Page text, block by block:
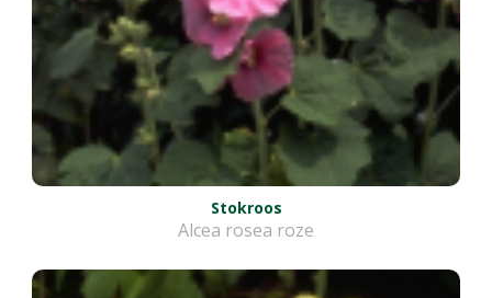
Stokroos
Alcea rosea roze